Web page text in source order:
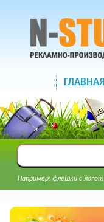
ГЛАВНАЯ
Например: флешки с